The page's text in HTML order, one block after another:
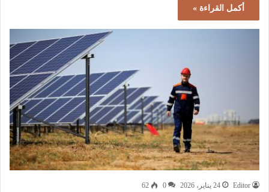
أكمل القراءة »
Editor 24 يناير، 2026 0
62